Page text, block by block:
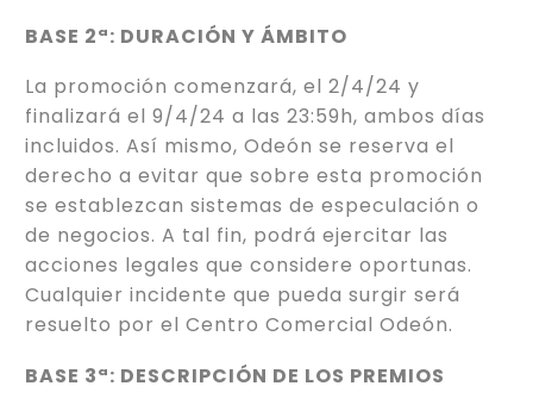
BASE 2ª: DURACIÓN Y ÁMBITO
La promoción comenzará, el 2/4/24 y
finalizará el 9/4/24 a las 23:59h, ambos días
incluidos. Así mismo, Odeón se reserva el
derecho a evitar que sobre esta promoción
se establezcan sistemas de especulación o
de negocios. A tal fin, podrá ejercitar las
acciones legales que considere oportunas.
Cualquier incidente que pueda surgir será
resuelto por el Centro Comercial Odeón.
BASE 3ª: DESCRIPCIÓN DE LOS PREMIOS